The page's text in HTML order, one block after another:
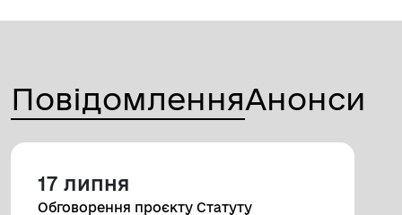
ПовідомленняАнонси
17 липня
Обговорення проєкту Статуту